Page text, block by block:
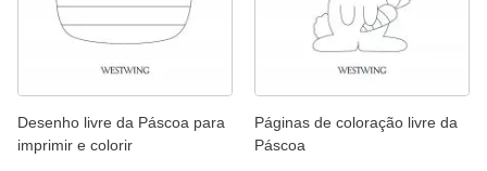
Desenho livre da Páscoa para
imprimir e colorir
Páginas de coloração livre da
Páscoa